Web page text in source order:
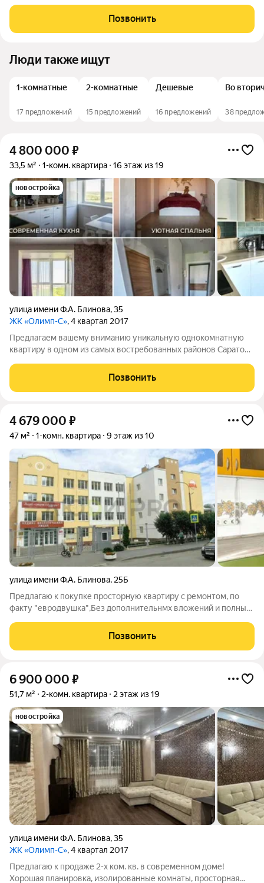
потолки, заменены радиаторы отопления и стояки, трубы
водоподачи, лоджия остеклена и
Позвонить
Люди также ищут
1-комнатные
17 предложений
2-комнатные
15 предложений
Дешевые
16 предложений
Во
38
4 800 000 ₽
33,5 м² 1-комн. квартира 16 этаж из 19
новостройка
улица имени Ф.А. Блинова,35
ЖК «Олимп-С», 4 квартал 2017
Предлагаем вашему вниманию уникальную однокомнатную
квартиру в одном из самых востребованных районов Саратова
подарит вам потрясающий вид на парк и не только. Квартира
отличается качественным
Позвонить
4 679 000 ₽
47 м² 1-комн. квартира 9 этаж из 10
улица имени Ф.А. Блинова, 25Б
Предлагаю к покупке просторную квартиру с ремонтом, по
факту "евродвушка",Без дополнительнмх вложений и полным
в аренду. Эксклюзивная планировка "люксовка" -
расположение комнаты и кухни на
Позвонить
6 900 000 ₽
51,7 м² 2-комн. квартира 2 этаж из 19
новостройка
улица имени Ф.А. Блинова,35
ЖК «Олимп-С», 4 квартал 2017
Предлагаю к продаже 2-х ком. кв. в современном доме!
Хорошая планировка, изолированные комнаты, просторная